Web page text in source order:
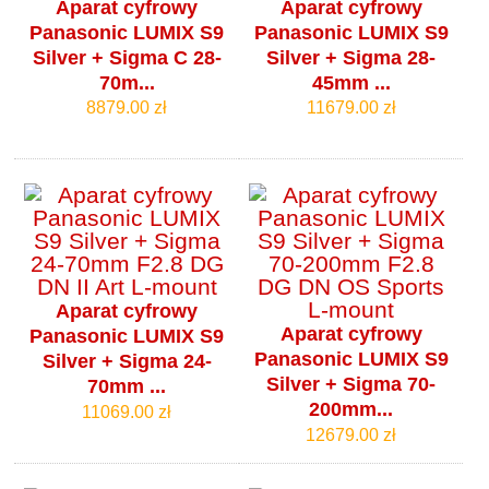
Aparat cyfrowy
Panasonic LUMIX S9
Silver + Sigma C 28-
70m...
8879.00 zł
Aparat cyfrowy
Panasonic LUMIX S9
Silver + Sigma 28-
45mm ...
11679.00 zł
Aparat cyfrowy
Panasonic LUMIX S9
Silver + Sigma 24-
70mm ...
11069.00 zł
Aparat cyfrowy
Panasonic LUMIX S9
Silver + Sigma 70-
200mm...
12679.00 zł